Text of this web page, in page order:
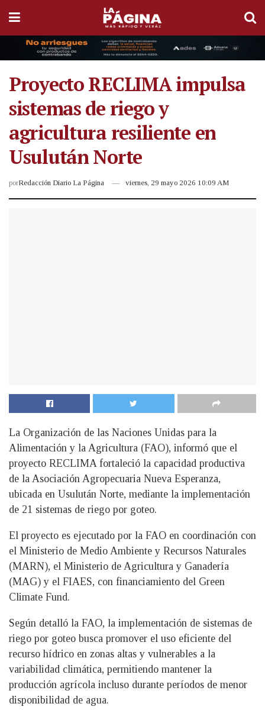
Proyecto RECLIMA impulsa
sistemas de riego y
agricultura resiliente en
Usulután Norte
porRedacción Diario La Página viernes, 29 mayo 2026 10:09 AM
La Organización de las Naciones Unidas para la
Alimentación y la Agricultura (FAO), informó que el
proyecto RECLIMA fortaleció la capacidad productiva
de la Asociación Agropecuaria Nueva Esperanza,
ubicada en Usulután Norte, mediante la implementación
de 21 sistemas de riego por goteo.
El proyecto es ejecutado por la FAO en coordinación con
el Ministerio de Medio Ambiente y Recursos Naturales
(MARN), el Ministerio de Agricultura y Ganadería
(MAG) y el FIAES, con financiamiento del Green
Climate Fund.
Según detalló la FAO, la implementación de sistemas de
riego por goteo busca promover el uso eficiente del
recurso hídrico en zonas altas y vulnerables a la
variabilidad climática, permitiendo mantener la
producción agrícola incluso durante períodos de menor
disponibilidad de agua.